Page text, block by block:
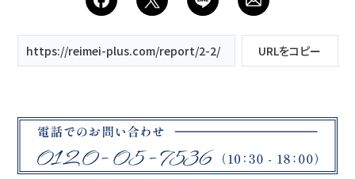
https://reimei-plus.com/report/2-2/ URLをコピー